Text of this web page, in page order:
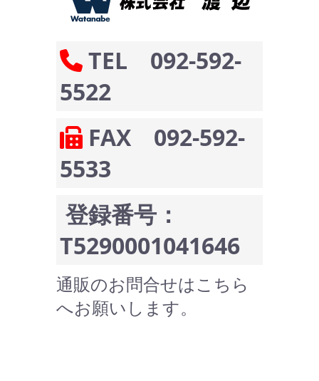
TEL 092-592-
5522
FAX 092-592-
5533
登録番号：
T5290001041646
通販のお問合せはこちら
へお願いします。